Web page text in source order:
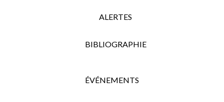
ALERTES
BIBLIOGRAPHIE
ÉVÉNEMENTS